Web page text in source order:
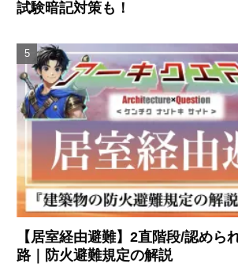
試験暗記対策も！
【居室経由避難】2直階段/認めら
路｜防火避難規定の解説